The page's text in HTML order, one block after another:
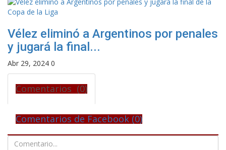
Vélez eliminó a Argentinos por penales
y jugará la final...
Abr 29, 2024 0
Comentarios (0)
Comentarios de Facebook (0)